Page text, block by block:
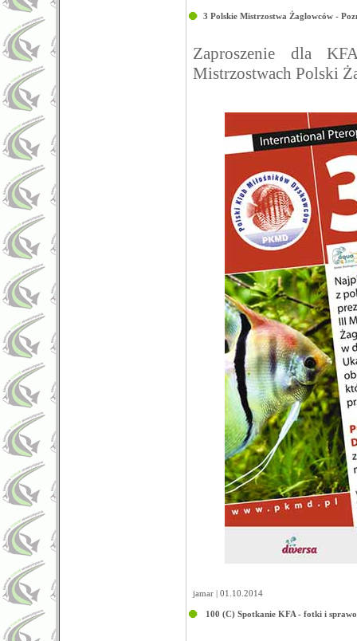
3 Polskie Mistrzostwa Żaglowców -
Zaproszenie dla
Mistrzostwach Polski
jamar | 01.10.2014
100 (C) Spotkanie KFA - fotki i